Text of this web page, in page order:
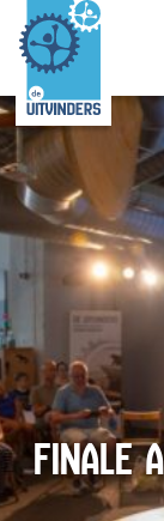
FINALE